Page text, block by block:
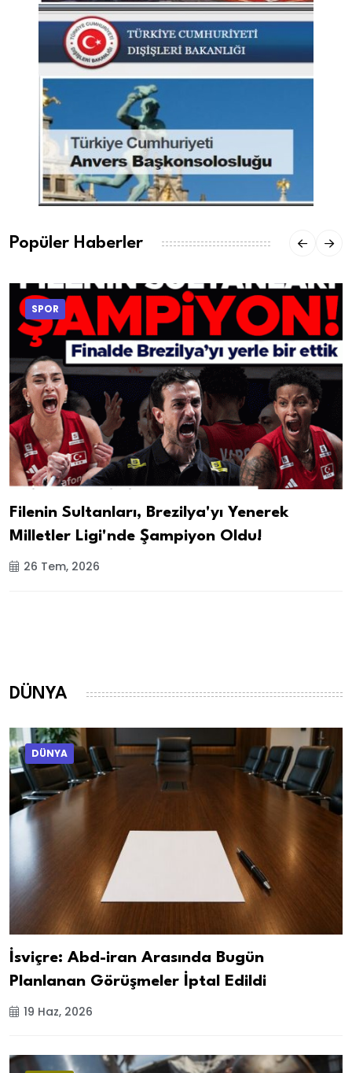
Popüler Haberler
SPOR
Filenin Sultanları, Brezilya'yı Yenerek
Milletler Ligi'nde Şampiyon Oldu!
26 Tem, 2026
DÜNYA
DÜNYA
İsviçre: Abd-iran Arasında Bugün
Planlanan Görüşmeler İptal Edildi
19 Haz, 2026